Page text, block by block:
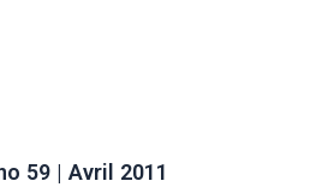
59 | Avril 2011